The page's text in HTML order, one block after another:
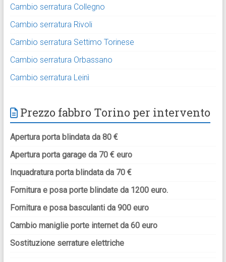
Cambio serratura Collegno
Cambio serratura Rivoli
Cambio serratura Settimo Torinese
Cambio serratura Orbassano
Cambio serratura Leinì
Prezzo fabbro Torino per intervento
Apertura porta blindata da 80 €
Apertura porta garage da 70 € euro
Inquadratura porta blindata da 70 €
Fornitura e posa porte blindate da 1200 euro.
Fornitura e posa basculanti da 900 euro
Cambio maniglie porte internet da 60 euro
Sostituzione serrature elettriche